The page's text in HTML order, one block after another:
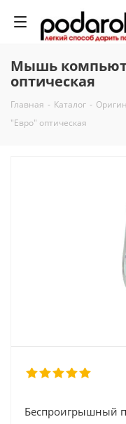
Мышь
оптическая
Главная - Каталог -
"Евро" оптическая
Беспроигрышный